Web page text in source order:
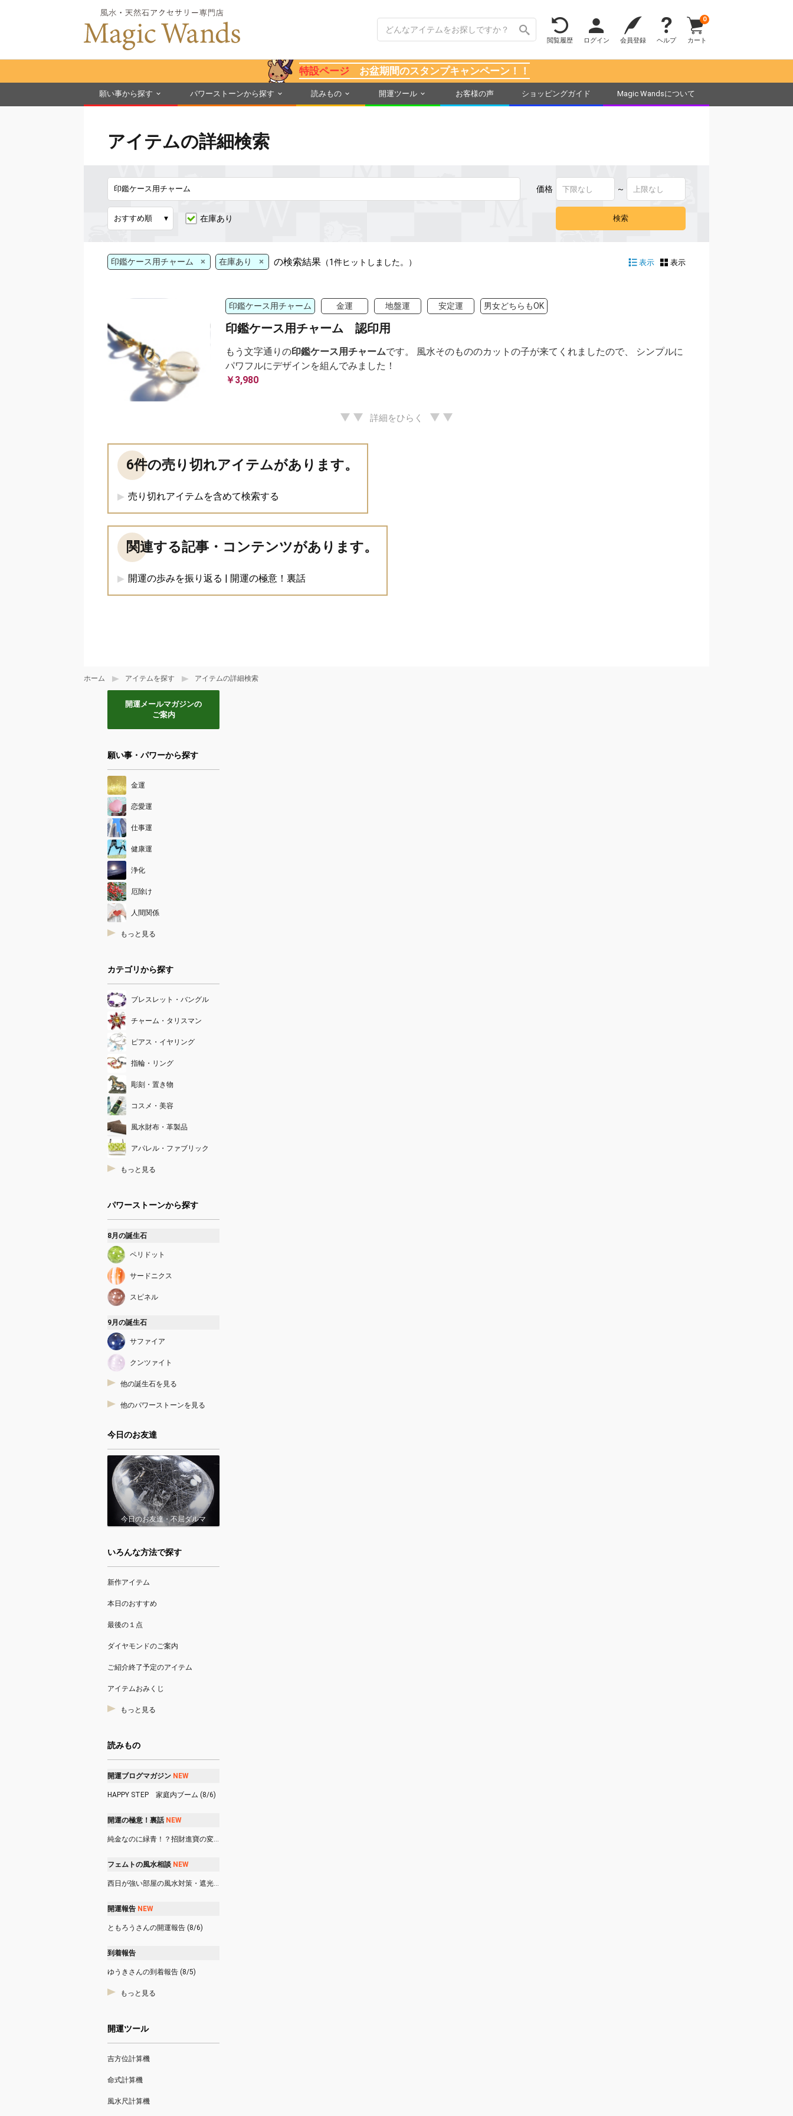
閲覧履歴 ログイン 会員登録 ヘルプ カート
0
特設ページ お盆期間のスタンプキャンペーン！！
願い事から探す パワーストーンから探す 読みもの 開運ツール お客様の声 ショッピングガイド Magic Wandsについて
ホーム アイテムを探す アイテムの詳細検索
アイテムの詳細検索
価格 ～
在庫あり
印鑑ケース用チャーム × 在庫あり × の検索結果 （1件ヒットしました。） 表示 表示
印鑑ケース用チャーム 金運 地盤運 安定運 男女どちらもOK
印鑑ケース用チャーム 認印用
もう文字通りの印鑑ケース用チャームです。 風水そのもののカットの子が来てくれましたので、 シンプルに
パワフルにデザインを組んでみました！
￥3,980
詳細をひらく
6件の売り切れアイテムがあります。
売り切れアイテムを含めて検索する
関連する記事・コンテンツがあります。
開運の歩みを振り返る | 開運の極意！裏話
開運メールマガジンの
ご案内
願い事・パワーから探す
金運
恋愛運
仕事運
健康運
浄化
厄除け
人間関係
もっと見る
カテゴリから探す
ブレスレット・バングル
チャーム・タリスマン
ピアス・イヤリング
指輪・リング
彫刻・置き物
コスメ・美容
風水財布・革製品
アパレル・ファブリック
もっと見る
パワーストーンから探す
8月の誕生石
ペリドット
サードニクス
スピネル
9月の誕生石
サファイア
クンツァイト
他の誕生石を見る
他のパワーストーンを見る
今日のお友達
今日のお友達・不屈ダルマ
いろんな方法で探す
新作アイテム
本日のおすすめ
最後の１点
ダイヤモンドのご案内
ご紹介終了予定のアイテム
アイテムおみくじ
もっと見る
読みもの
開運ブログマガジン N EW
HAPPY STEP 家庭内ブーム (8/6)
開運の極意！裏話 N EW
純金なのに緑青！？招財進寶の変色事件 (8/6)
フェムトの風水相談 N EW
西日が強い部屋の風水対策・遮光カーテンやシャッターは使っても良い？ (8/6)
開運報告 N EW
ともろうさんの開運報告 (8/6)
到着報告
ゆうきさんの到着報告 (8/5)
もっと見る
開運ツール
吉方位計算機
命式計算機
風水尺計算機